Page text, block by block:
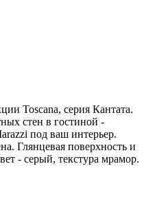
Toscana, серия Кантата.
стен в гостиной -
под ваш интерьер.
Глянцевая поверхность и
- серый, текстура мрамор.